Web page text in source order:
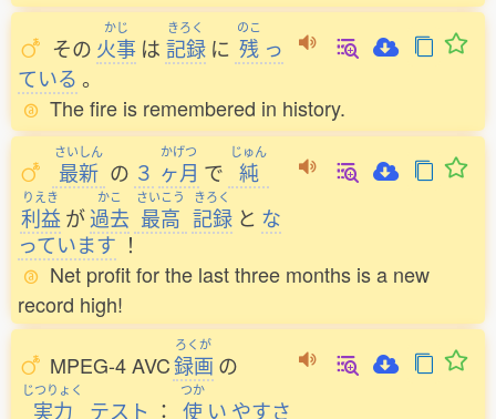
その
かじ
火事 は
きろく
記録 に
のこ
残 っ
ている 。
The fire is remembered in history.
さいしん
最新 の ３
かげつ
ヶ月 で
じゅん
純
りえき
利益 が
かこ
過去
さいこう
最高
きろく
記録 と な
っています ！
Net profit for the last three months is a new
record high!
MPEG-4 AVC
ろくが
録画 の
じつりょく
実力 テスト ：
つか
使 い やすさ